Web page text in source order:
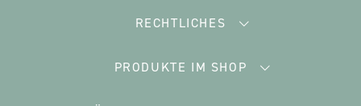
RECHTLICHES
PRODUKTE IM SHOP